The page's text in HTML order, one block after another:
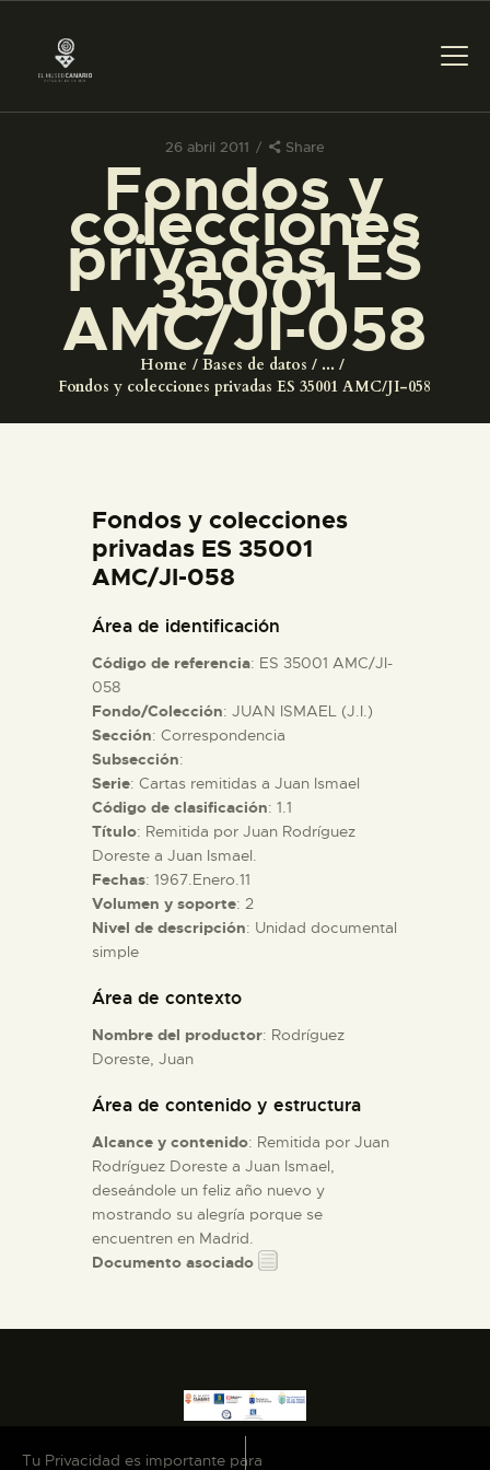
26 abril 2011 Share
Fondos y
colecciones
privadas ES
35001
AMC/JI-058
Home Bases de datos
...
Fondos y colecciones privadas ES 35001 AMC/JI-058
PREPARAR LA VISITA
ACTIVIDADES
█
EL MUSEO
DIDÁCTICA
ESPAÑOL
ACTIVIDADES
█
EL MUSEO
COLECCIONES
ESPAÑOL
Fondos y colecciones
privadas ES 35001
AMC/JI-058
Área de identificación
Código de referencia: ES 35001 AMC/JI-
058
Fondo/Colección: JUAN ISMAEL (J.I.)
Sección: Correspondencia
Subsección:
Serie: Cartas remitidas a Juan Ismael
Código de clasificación: 1.1
Título: Remitida por Juan Rodríguez
Doreste a Juan Ismael.
Fechas: 1967.Enero.11
Volumen y soporte: 2
Nivel de descripción: Unidad documental
simple
Área de contexto
Nombre del productor: Rodríguez
Doreste, Juan
Área de contenido y estructura
Alcance y contenido: Remitida por Juan
Rodríguez Doreste a Juan Ismael,
deseándole un feliz año nuevo y
mostrando su alegría porque se
encuentren en Madrid.
Documento asociado
Tu Privacidad es importante para